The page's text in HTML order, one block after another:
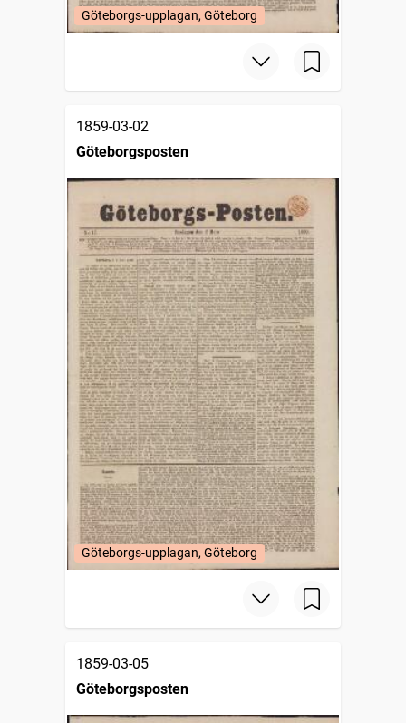
Göteborgs-upplagan, Göteborg
1859-03-02
Göteborgsposten
Göteborgs-upplagan, Göteborg
1859-03-05
Göteborgsposten